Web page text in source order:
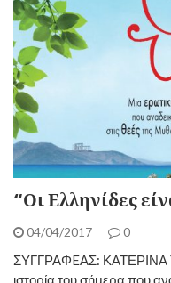
“Οι Ελληνίδες
04/04/2017 0
ΣΥΓΓΡΑΦEΑΣ: ΚΑΤΕΡΙΝΑ
ιστορία του σήμερα που